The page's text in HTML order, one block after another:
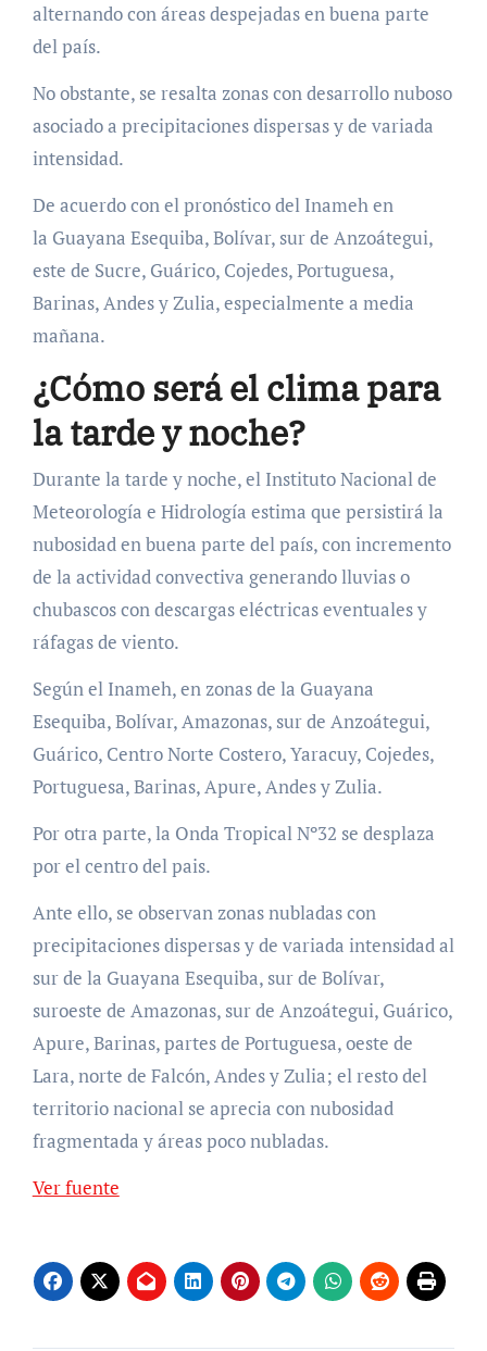
alternando con áreas despejadas en buena parte
del país.
No obstante, se resalta zonas con desarrollo nuboso
asociado a precipitaciones dispersas y de variada
intensidad.
De acuerdo con el pronóstico del Inameh en
la Guayana Esequiba, Bolívar, sur de Anzoátegui,
este de Sucre, Guárico, Cojedes, Portuguesa,
Barinas, Andes y Zulia, especialmente a media
mañana.
¿Cómo será el clima para
la tarde y noche?
Durante la tarde y noche, el Instituto Nacional de
Meteorología e Hidrología estima que persistirá la
nubosidad en buena parte del país, con incremento
de la actividad convectiva generando lluvias o
chubascos con descargas eléctricas eventuales y
ráfagas de viento.
Según el Inameh, en zonas de la Guayana
Esequiba, Bolívar, Amazonas, sur de Anzoátegui,
Guárico, Centro Norte Costero, Yaracuy, Cojedes,
Portuguesa, Barinas, Apure, Andes y Zulia.
Por otra parte, la Onda Tropical Nº32 se desplaza
por el centro del pais.
Ante ello, se observan zonas nubladas con
precipitaciones dispersas y de variada intensidad al
sur de la Guayana Esequiba, sur de Bolívar,
suroeste de Amazonas, sur de Anzoátegui, Guárico,
Apure, Barinas, partes de Portuguesa, oeste de
Lara, norte de Falcón, Andes y Zulia; el resto del
territorio nacional se aprecia con nubosidad
fragmentada y áreas poco nubladas.
Ver fuente